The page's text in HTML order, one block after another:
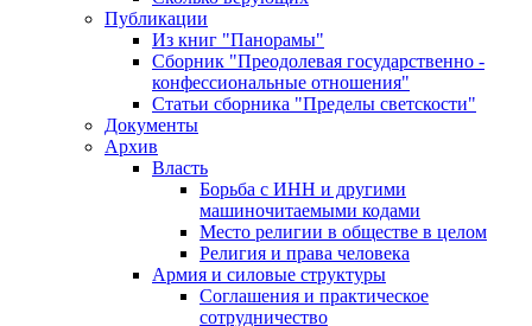
Публикации
Из книг "Панорамы"
Сборник "Преодолевая государственно -
конфессиональные отношения"
Статьи сборника "Пределы светскости"
Документы
Архив
Власть
Борьба с ИНН и другими
машиночитаемыми кодами
Место религии в обществе в целом
Религия и права человека
Армия и силовые структуры
Соглашения и практическое
сотрудничество